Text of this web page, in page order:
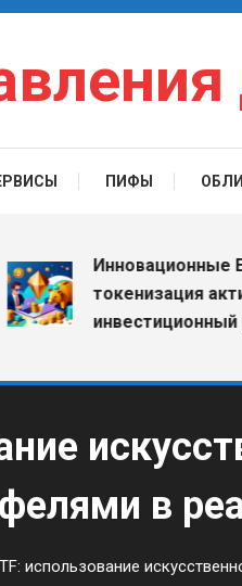
ПИФЫ
Инновационные ETF:
токенизация активов
инвестиционный
в
использование